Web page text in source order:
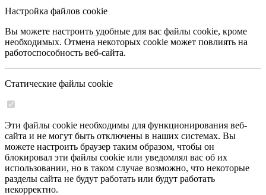
Настройка файлов cookie
Вы можете настроить удобные для вас файлы cookie, кроме
необходимых. Отмена некоторых cookie может повлиять на
работоспособность веб-сайта.
Статические файлы cookie
Эти файлы cookie необходимы для функционирования веб-
сайта и не могут быть отключены в наших системах. Вы
можете настроить браузер таким образом, чтобы он
блокировал эти файлы cookie или уведомлял вас об их
использовании, но в таком случае возможно, что некоторые
разделы сайта не будут работать или будут работать
некорректно.